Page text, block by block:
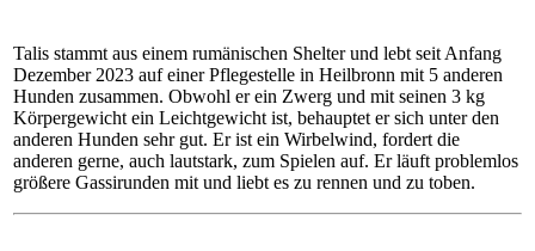
Talis stammt aus einem rumänischen Shelter und lebt seit Anfang
Dezember 2023 auf einer Pflegestelle in Heilbronn mit 5 anderen
Hunden zusammen. Obwohl er ein Zwerg und mit seinen 3 kg
Körpergewicht ein Leichtgewicht ist, behauptet er sich unter den
anderen Hunden sehr gut. Er ist ein Wirbelwind, fordert die
anderen gerne, auch lautstark, zum Spielen auf. Er läuft problemlos
größere Gassirunden mit und liebt es zu rennen und zu toben.